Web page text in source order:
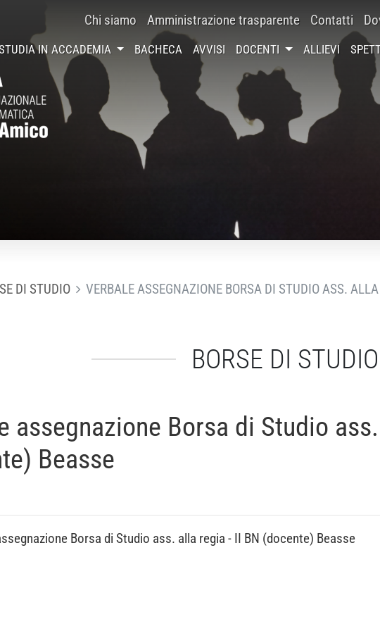
Chi siamo Amministrazione trasparente Contatti
IN ACCADEMIA BACHECA AVVISI DOCENTI ALLIEVI
DI STUDIO VERBALE ASSEGNAZIONE BORSA DI STUDIO ASS.
BORSE DI STUDIO
assegnazione Borsa di Studio
Beasse
Borsa di Studio ass. alla regia - II BN (docente) Beasse